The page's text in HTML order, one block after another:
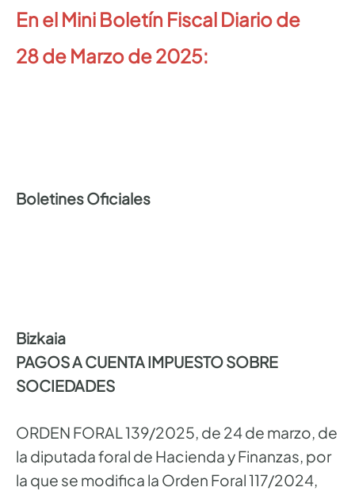
En el Mini Boletín Fiscal Diario de
28de Marzo de 2025:
Boletines Oficiales
Bizkaia
PAGOS A CUENTA IMPUESTO SOBRE
SOCIEDADES
ORDEN FORAL 139/2025, de 24 de marzo, de
la diputada foral de Hacienda y Finanzas, por
la que se modifica la Orden Foral 117/2024,